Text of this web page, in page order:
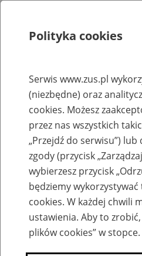
Rejestry, ewidencje i archiwa
Baza
przekształconych
Nazwa zakładu pracy:
SZUKAJ
Polityka cookies
Serwis www.zus.pl
(niezbędne) oraz
cookies. Możesz
przez nas wszystkich
„Przejdź do serwisu”)
zgody (przycisk
wybierzesz przycisk
będziemy
cookies. W każdej chwili
ustawienia. Aby to
plików cookies” w stopce.